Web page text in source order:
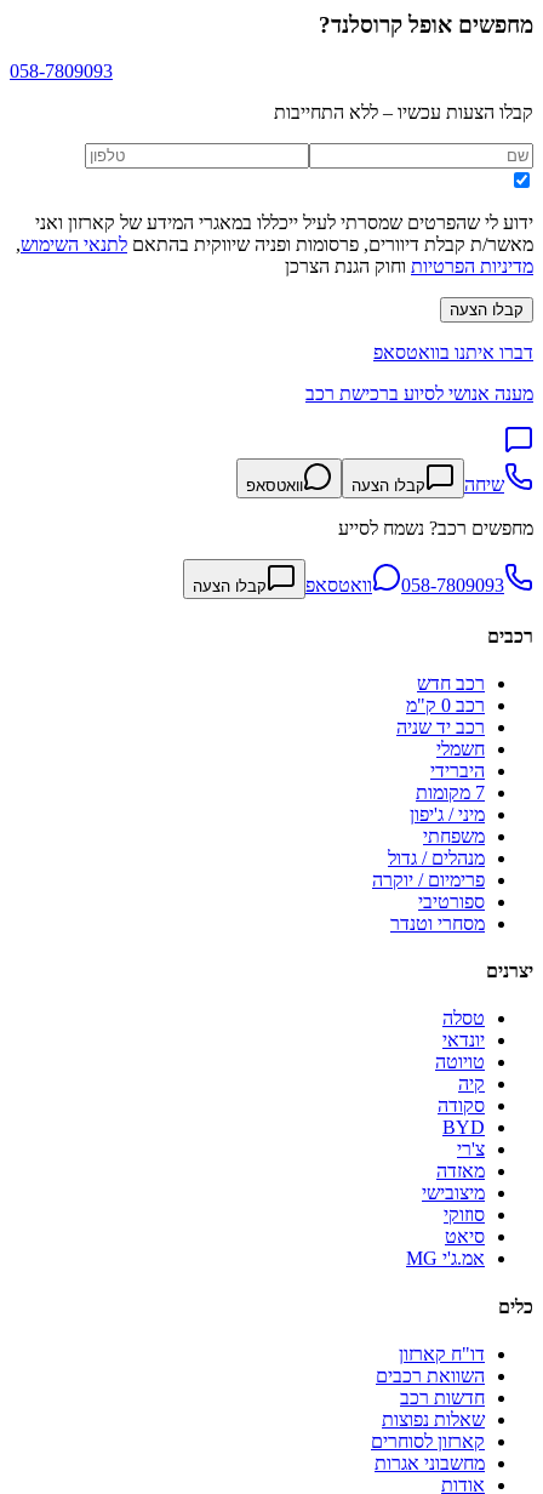
מחפשים אופל קרוסלנד?
058-7809093
קבלו הצעות עכשיו – ללא התחייבות
ידוע לי שהפרטים שמסרתי לעיל ייכללו במאגרי המידע של קארזון ואני
מאשר/ת קבלת דיוורים, פרסומות ופניה שיווקית בהתאם לתנאי השימוש,
מדיניות הפרטיות וחוק הגנת הצרכן
קבלו הצעה
דברו איתנו בוואטסאפ
מענה אנושי לסיוע ברכישת רכב
שיחה קבלו הצעה וואטסאפ
מחפשים רכב? נשמח לסייע
058-7809093 וואטסאפ קבלו הצעה
רכבים
רכב חדש
רכב 0 ק"מ
רכב יד שניה
חשמלי
היברידי
7 מקומות
מיני / ג'יפון
משפחתי
מנהלים / גדול
פרימיום / יוקרה
ספורטיבי
מסחרי וטנדר
יצרנים
טסלה
יונדאי
טויוטה
קיה
סקודה
BYD
צ'רי
מאזדה
מיצובישי
סוזוקי
סיאט
אמ.ג'י MG
כלים
דו"ח קארזון
השוואת רכבים
חדשות רכב
שאלות נפוצות
קארזון לסוחרים
מחשבוני אגרות
אודות